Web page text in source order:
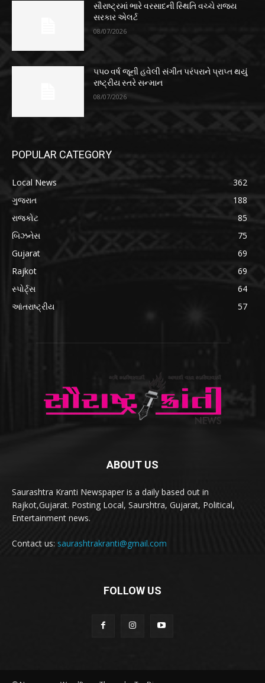
સૌરાષ્ટ્રમાં ભારે વરસાદની સ્થિતિ વચ્ચે રાજ્ય
સરકાર એલર્ટ
08/07/2026
૫૫૦ વર્ષ જૂની હવેલી સંગીત પરંપરાને પ્રાપ્ત થયું
રાષ્ટ્રીય સ્તરે સન્માન
08/07/2026
POPULAR CATEGORY
Local News
362
ગુજરાત
188
રાજકોટ
85
બિઝનેસ
75
Gujarat
69
Rajkot
69
સ્પોર્ટ્સ
64
આંતરાષ્ટ્રીય
57
ABOUT US
Saurashtra Kranti Newspaper is a daily based out in
Rajkot,Gujarat. Posting Local, Saurshtra, Gujarat, Political,
Entertainment news.
Contact us: saurashtrakranti@gmail.com
FOLLOW US